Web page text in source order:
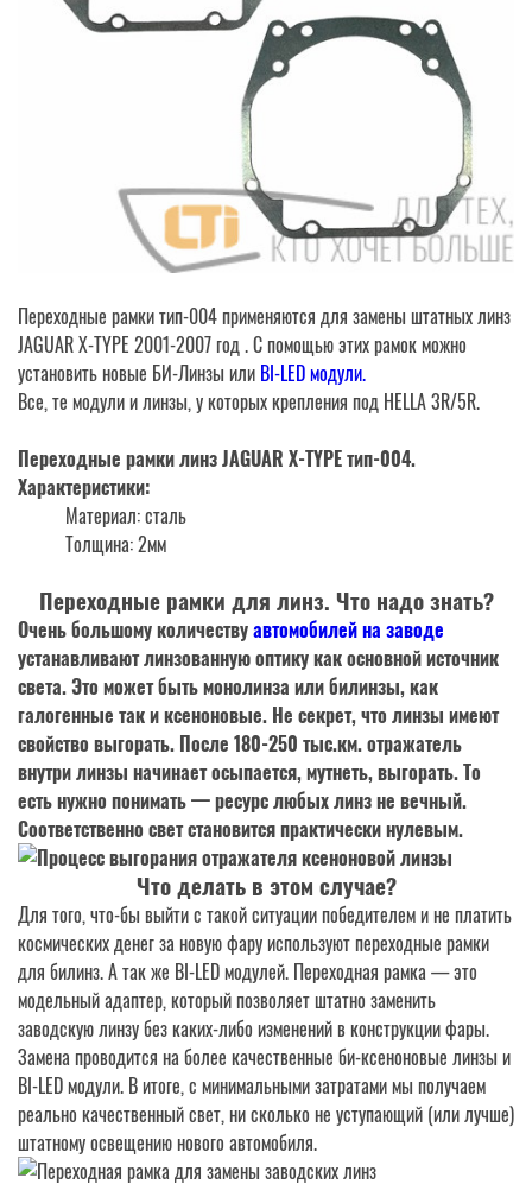
Переходные рамки тип-004 применяются для замены штатных линз
JAGUAR X-TYPE 2001-2007 год . С помощью этих рамок можно
установить новые БИ-Линзы или BI-LED модули.
Все, те модули и линзы, у которых крепления под HELLA 3R/5R.
Переходные рамки линз JAGUAR X-TYPE тип-004.
Характеристики:
Материал: сталь
Толщина: 2мм
Переходные рамки для линз. Что надо знать?
Очень большому количествуавтомобилей на заводе
устанавливают линзованную оптику как основной источник
света. Это может быть монолинза или билинзы, как
галогенные так и ксеноновые. Не секрет, что линзы имеют
свойство выгорать. После 180-250 тыс.км. отражатель
внутри линзы начинает осыпается, мутнеть, выгорать. То
есть нужно понимать —ресурс любых линз не вечный.
Соответственно свет становится практически нулевым.
Что делать в этом случае?
Для того, что-бы выйти с такой ситуации победителем и не платить
космических денег за новую фару используют переходные рамки
для билинз. А так же BI-LED модулей. Переходная рамка — это
модельный адаптер, который позволяет штатно заменить
заводскую линзу без каких-либо изменений в конструкции фары.
Замена проводится на более качественные би-ксеноновые линзы и
BI-LED модули. В итоге, с минимальными затратами мы получаем
реально качественный свет, ни сколько не уступающий (или лучше)
штатному освещению нового автомобиля.